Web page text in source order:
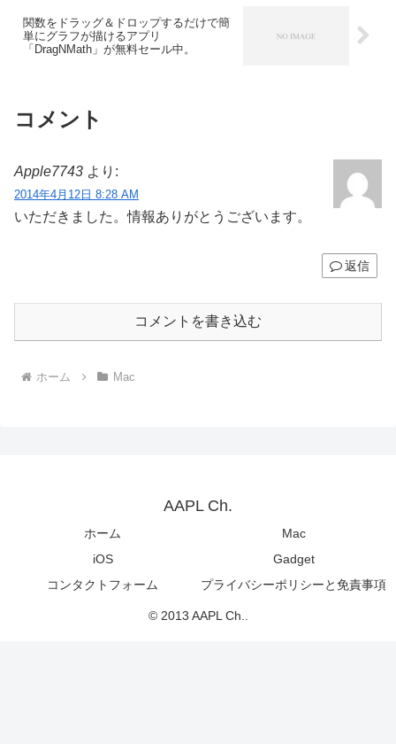
関数をドラッグ＆ドロップするだけで簡
単にグラフが描けるアプリ
「DragNMath」が無料セール中。
コメント
Apple7743 より:
2014年4月12日 8:28 AM
いただきました。情報ありがとうございます。
返信
コメントを書き込む
ホーム Mac
AAPL Ch.
ホーム
Mac
iOS
Gadget
コンタクトフォーム
プライバシーポリシーと免責事項
© 2013 AAPL Ch..